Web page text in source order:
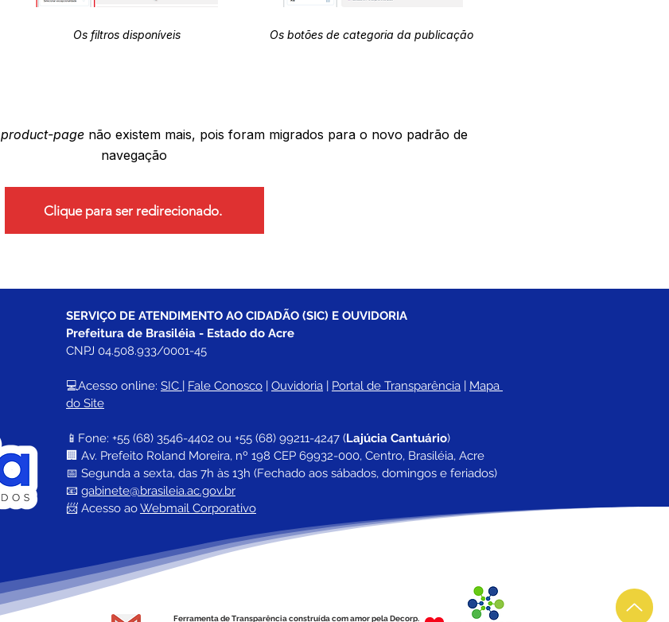
Os filtros disponíveis Os botões de categoria da publicação
product-page não existem mais, pois foram migrados para o novo padrão de
navegação
Clique para ser redirecionado.
SERVIÇO DE ATENDIMENTO AO CIDADÃO (SIC) E OUVIDORIA
Prefeitura de Brasiléia - Estado do Acre
CNPJ 04.508.933/0001-45
💻Acesso online: SIC | Fale Conosco | Ouvidoria | Portal de Transparência | Mapa
do Site
📱Fone: +55 (68) 3546-4402 ou +55 (68) 99211-4247 (Lajúcia Cantuário)
🏢 Av. Prefeito Roland Moreira, nº 198 CEP 69932-000, Centro, Brasiléia, Acre
📅 Segunda a sexta, das 7h às 13h (Fechado aos sábados, domingos e feriados)
📧 gabinete@brasileia.ac.gov.br
📨 Acesso ao Webmail Corporativo
Ferramenta de Transparência construída com amor pela Decorp.